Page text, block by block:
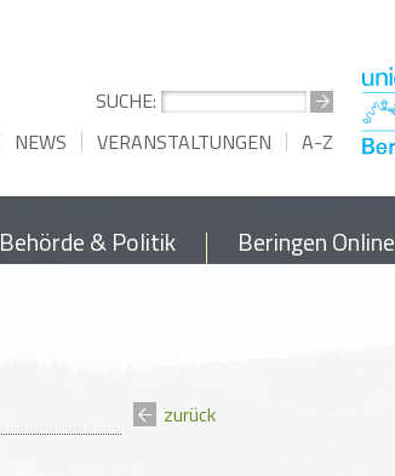
NEWS VERANSTALTUNGEN A-Z
SUCHE:
Behörde & Politik Beringen Online
zurück